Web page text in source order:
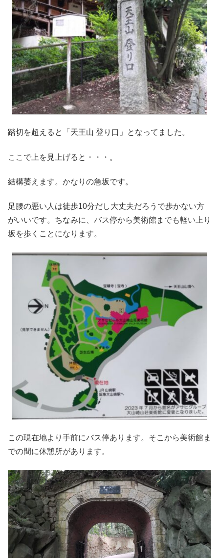
踏切を超えると「天王山 登り口」となってました。
ここで上を見上げると・・・。
結構萎えます。かなりの急坂です。
足腰の悪い人は徒歩10分だし大丈夫だろうで歩かない方
がいいです。ちなみに、バス停から美術館までも軽い上り
坂を歩くことになります。
この現在地より手前にバス停あります。そこから美術館ま
での間に休憩所があります。